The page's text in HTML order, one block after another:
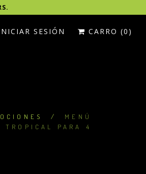
SESIÓN CARRO (0)
/ MENÚ
TROPICAL PARA 4